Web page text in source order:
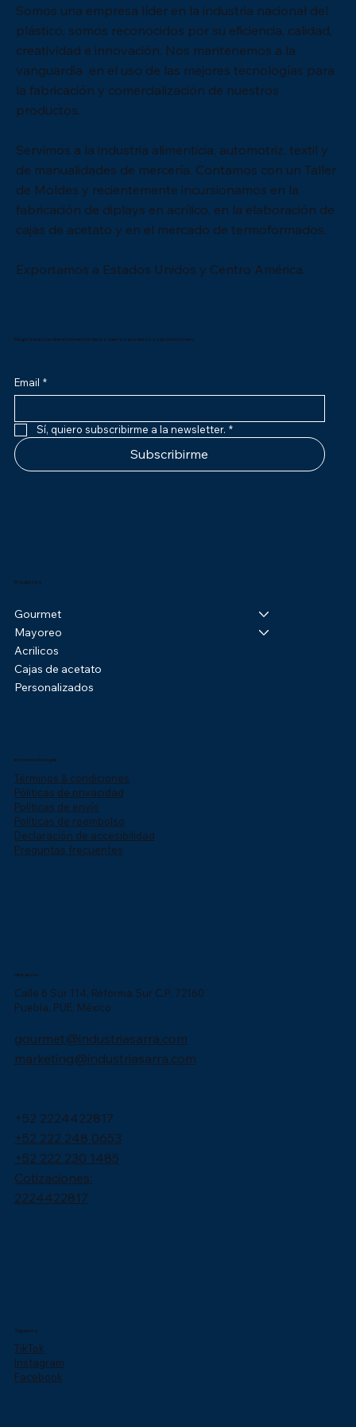
(3250)CHAROLA REDONDA/MAYOREO 120
PZS
Precio
$2,126.98
(3250)CHAROLA REDONDA/BOLSA 6 PZS
Precio
(2906) SALERO CAMPANA CHICO/MAYOREO
600 PZS
Precio
$2,227.20
(2906) SALERO CAMPANA CHICO/BOLSA 12
PZS
Precio
$62.64
(2912) SALERO CAMPANA
GRANDE/MAYOREO 300 PZS
Precio
$1,785.24
(2912) SALERO CAMPANA GRANDE/BOLSA 12
PZS
Precio
$100.22
(2812) SALERO BOTE TAPA
ABIERTA/MAYOREO 1000 PZS
Precio
$5,046.00
(2812) SALERO BOTE TAPA ABIERTA/BOLSA
50 PZS
Precio
$353.80
(2843) BOMBONERA/ MAYOREO 650 PZS
Precio
(2843) BOMBONERA/ 1 PZS
Precio
(2790) PANERA/MAYOREO 280 PZS
Precio
(3038) PANERA TULIPAN/MAYOREO 160 PZS
Agotado
(3038) PANERA TULIPAN/1 PZS
Agotado
(2956) PANERA ONDAS/MAYOREO 400 PZS
Agotado
(2956) PANERA ONDAS/ 1 PZS
Agotado
Somos una empresa líder en la industria nacional del
plástico, somos reconocidos por su eficiencia, calidad,
creatividad e innovación. Nos mantenemos a la
vanguardia en el uso de las mejores tecnologías para
la fabricación y comercialización de nuestros
productos.
Servimos a la industria alimenticia, automotriz, textil y
de manualidades de mercería. Contamos con un Taller
de Moldes y recientemente incursionamos en la
fabricación de diplays en acrílico, en la elaboración de
cajas de acetato y en el mercado de termoformados.
Exportamos a Estados Unidos y Centro América.
Registrate y recibe información de los nuevos productos y promociones
Email *
Sí, quiero subscribirme a la newsletter. *
Subscribirme
Productos
Gourmet
Mayoreo
Acrilicos
Cajas de acetato
Personalizados
Información Legal
Términos & condiciones
Póliticas de privacidad
Políticas de envío
Políticas de reembolso
Declaración de accesibilidad
Preguntas frecuentes
Ubicación
Calle 6 Sur 114, Reforma Sur C.P. 72160
Puebla, PUE. México
gourmet@industriasarra.com
marketing@industriasarra.com
+52 2224422817
+52 222 248 0653
+52 222 230 1485
Cotizaciones:
2224422817
Síguenos
TikTok
Instagram
Facebook